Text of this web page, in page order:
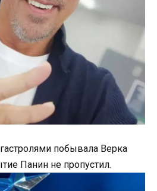
побывала Верка
Панин не пропустил.